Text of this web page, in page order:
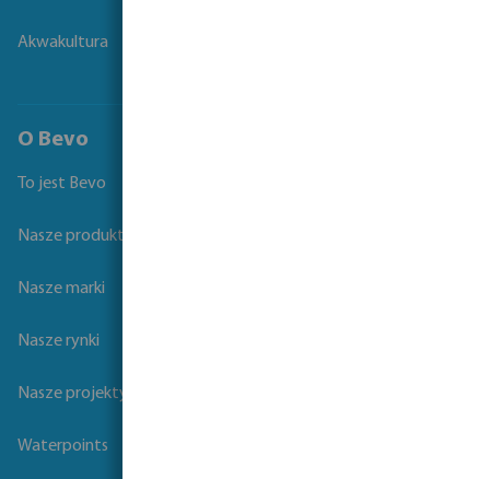
Akwakultura
O Bevo
To jest Bevo
Nasze produkty
Nasze marki
Nasze rynki
Nasze projekty
Waterpoints